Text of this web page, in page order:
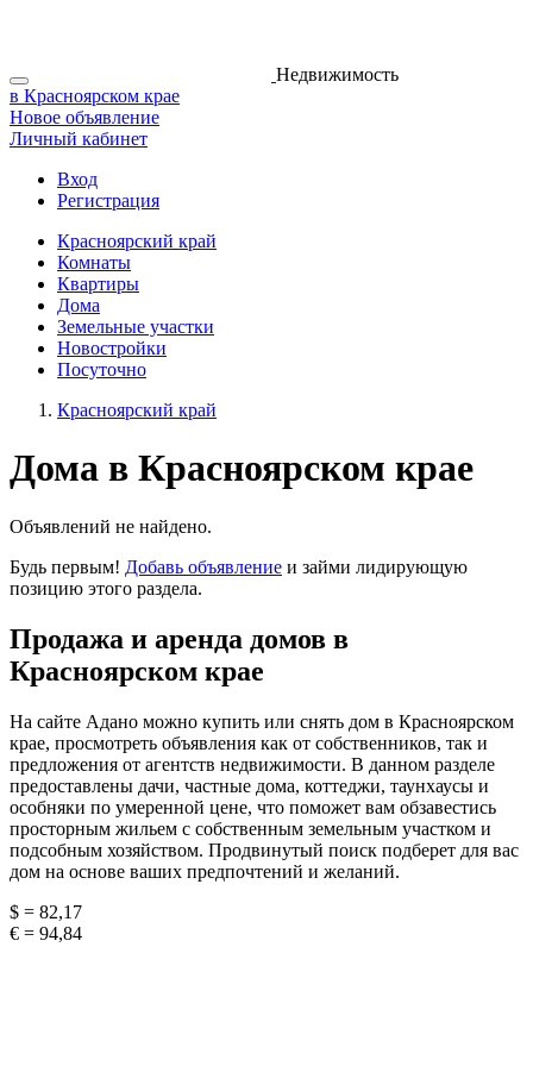
Недвижимость
в Красноярском крае
Новое объявление
Личный кабинет
Вход
Регистрация
Красноярский край
Комнаты
Квартиры
Дома
Земельные участки
Новостройки
Посуточно
Красноярский край
Дома в Красноярском крае
Объявлений не найдено.
Будь первым! Добавь объявление и займи лидирующую
позицию этого раздела.
Продажа и аренда домов в
Красноярском крае
На сайте Адано можно купить или снять дом в Красноярском
крае, просмотреть объявления как от собственников, так и
предложения от агентств недвижимости. В данном разделе
предоставлены дачи, частные дома, коттеджи, таунхаусы и
особняки по умеренной цене, что поможет вам обзавестись
просторным жильем с собственным земельным участком и
подсобным хозяйством. Продвинутый поиск подберет для вас
дом на основе ваших предпочтений и желаний.
$ = 82,17
€ = 94,84